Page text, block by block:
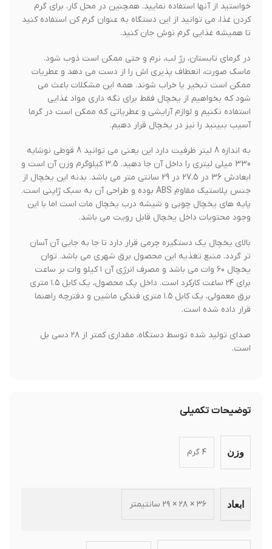
خواستید از آنها استفاده نمایید. همچنین در محل کار، برای گرم
کردن غذا، می توانید از این دستگاه به عنوان گرم کن استفاده کنید
تا همیشه غذایی گرم نوش جان کنید.
در گرمای تابستان، رژ لب، نرم و حتی ممکن است ذوب شود.
ماسک صورت، انعطاف پذیری اش را از دست می دهد و عطریات
ممکن است تبخیر یا خراب شوند. همه این مشکلات باعث می
شود که بخواهیم از یخچال فقط برای نگه داری مواد غذایی
استفاده نکنیم و لوازم آرایشی و عطریاتی که ممکن است در گرما
آسیب ببینید را نیز در یخچال قرار دهیم.
به اندازه 8 لیتر ظرفیت دارد این یعنی می توانید 8 قوطی نوشابه
330 میلی لیتری را داخل آن جا دهید. 3.5 کیلوگرم وزن آن است و
ابعادش 36 در 27.5 در 29 سانتی متر می باشد. بدنه این یخچال از
جنس پلاستیک مقاوم ABS بوده و طراحی آن به سبک ژاپنی است.
پایه های یخچال چوبی و شیشه درب یخچال مات است اما با این
وجود محتویات داخل یخچال قابل رویت می باشد.
بالای یخچال یک دستگیره چرمی قرار دارد تا جا به جایی آن آسان
تر گردد. منبع تغذیه این محصول برق شهری می باشد. توان
یخچال ۶۰ وات می باشد و مصرف انرژی آن ۱ کیلو وات بر ساعت
برای ۲۴ ساعت کارکرد است. داخل پک محصول، یک کابل ۱.۵ متری
برق معمولی، یک کابل ۱.۵ متری فندکی ماشین و دفترچه راهنما
قرار داده شده است.
صدای تولید شده توسط دستگاه، مقداری کمتر از ۲۸ دسی بل
است.
توضیحات تکمیلی